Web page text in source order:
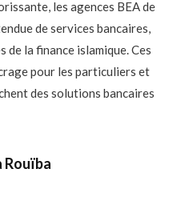
les agences BEA de
de services bancaires,
de la finance islamique. Ces
pour les particuliers et
des solutions bancaires
Rouïba